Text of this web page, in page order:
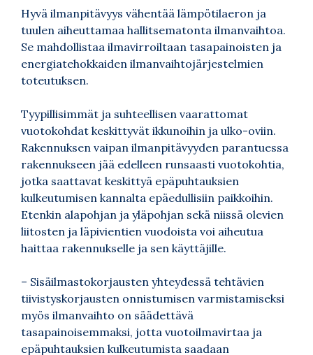
Hyvä ilmanpitävyys vähentää lämpötilaeron ja
tuulen aiheuttamaa hallitsematonta ilmanvaihtoa.
Se mahdollistaa ilmavirroiltaan tasapainoisten ja
energiatehokkaiden ilmanvaihtojärjestelmien
toteutuksen.
Tyypillisimmät ja suhteellisen vaarattomat
vuotokohdat keskittyvät ikkunoihin ja ulko-oviin.
Rakennuksen vaipan ilmanpitävyyden parantuessa
rakennukseen jää edelleen runsaasti vuotokohtia,
jotka saattavat keskittyä epäpuhtauksien
kulkeutumisen kannalta epäedullisiin paikkoihin.
Etenkin alapohjan ja yläpohjan sekä niissä olevien
liitosten ja läpivientien vuodoista voi aiheutua
haittaa rakennukselle ja sen käyttäjille.
– Sisäilmastokorjausten yhteydessä tehtävien
tiivistyskorjausten onnistumisen varmistamiseksi
myös ilmanvaihto on säädettävä
tasapainoisemmaksi, jotta vuotoilmavirtaa ja
epäpuhtauksien kulkeutumista saadaan